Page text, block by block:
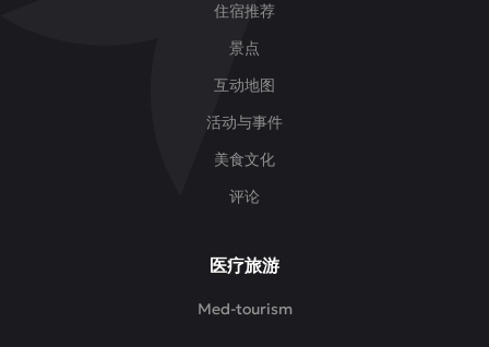
住宿推荐
景点
互动地图
活动与事件
美食文化
评论
医疗旅游
Med-tourism